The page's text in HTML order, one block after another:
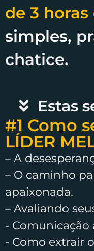
de 3
simples,
chatice.
Estas
#1 Como
LÍDER
– A
– O caminho
apaixonada.
– Avaliando
​- Comunicação
​- Como extrair